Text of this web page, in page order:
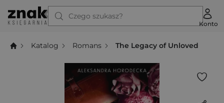
Czego szukasz?
Konto
Katalog Romans The Legacy of Unloved